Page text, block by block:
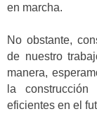
en marcha.
No obstante,
de nuestro
manera,
la
eficientes en el